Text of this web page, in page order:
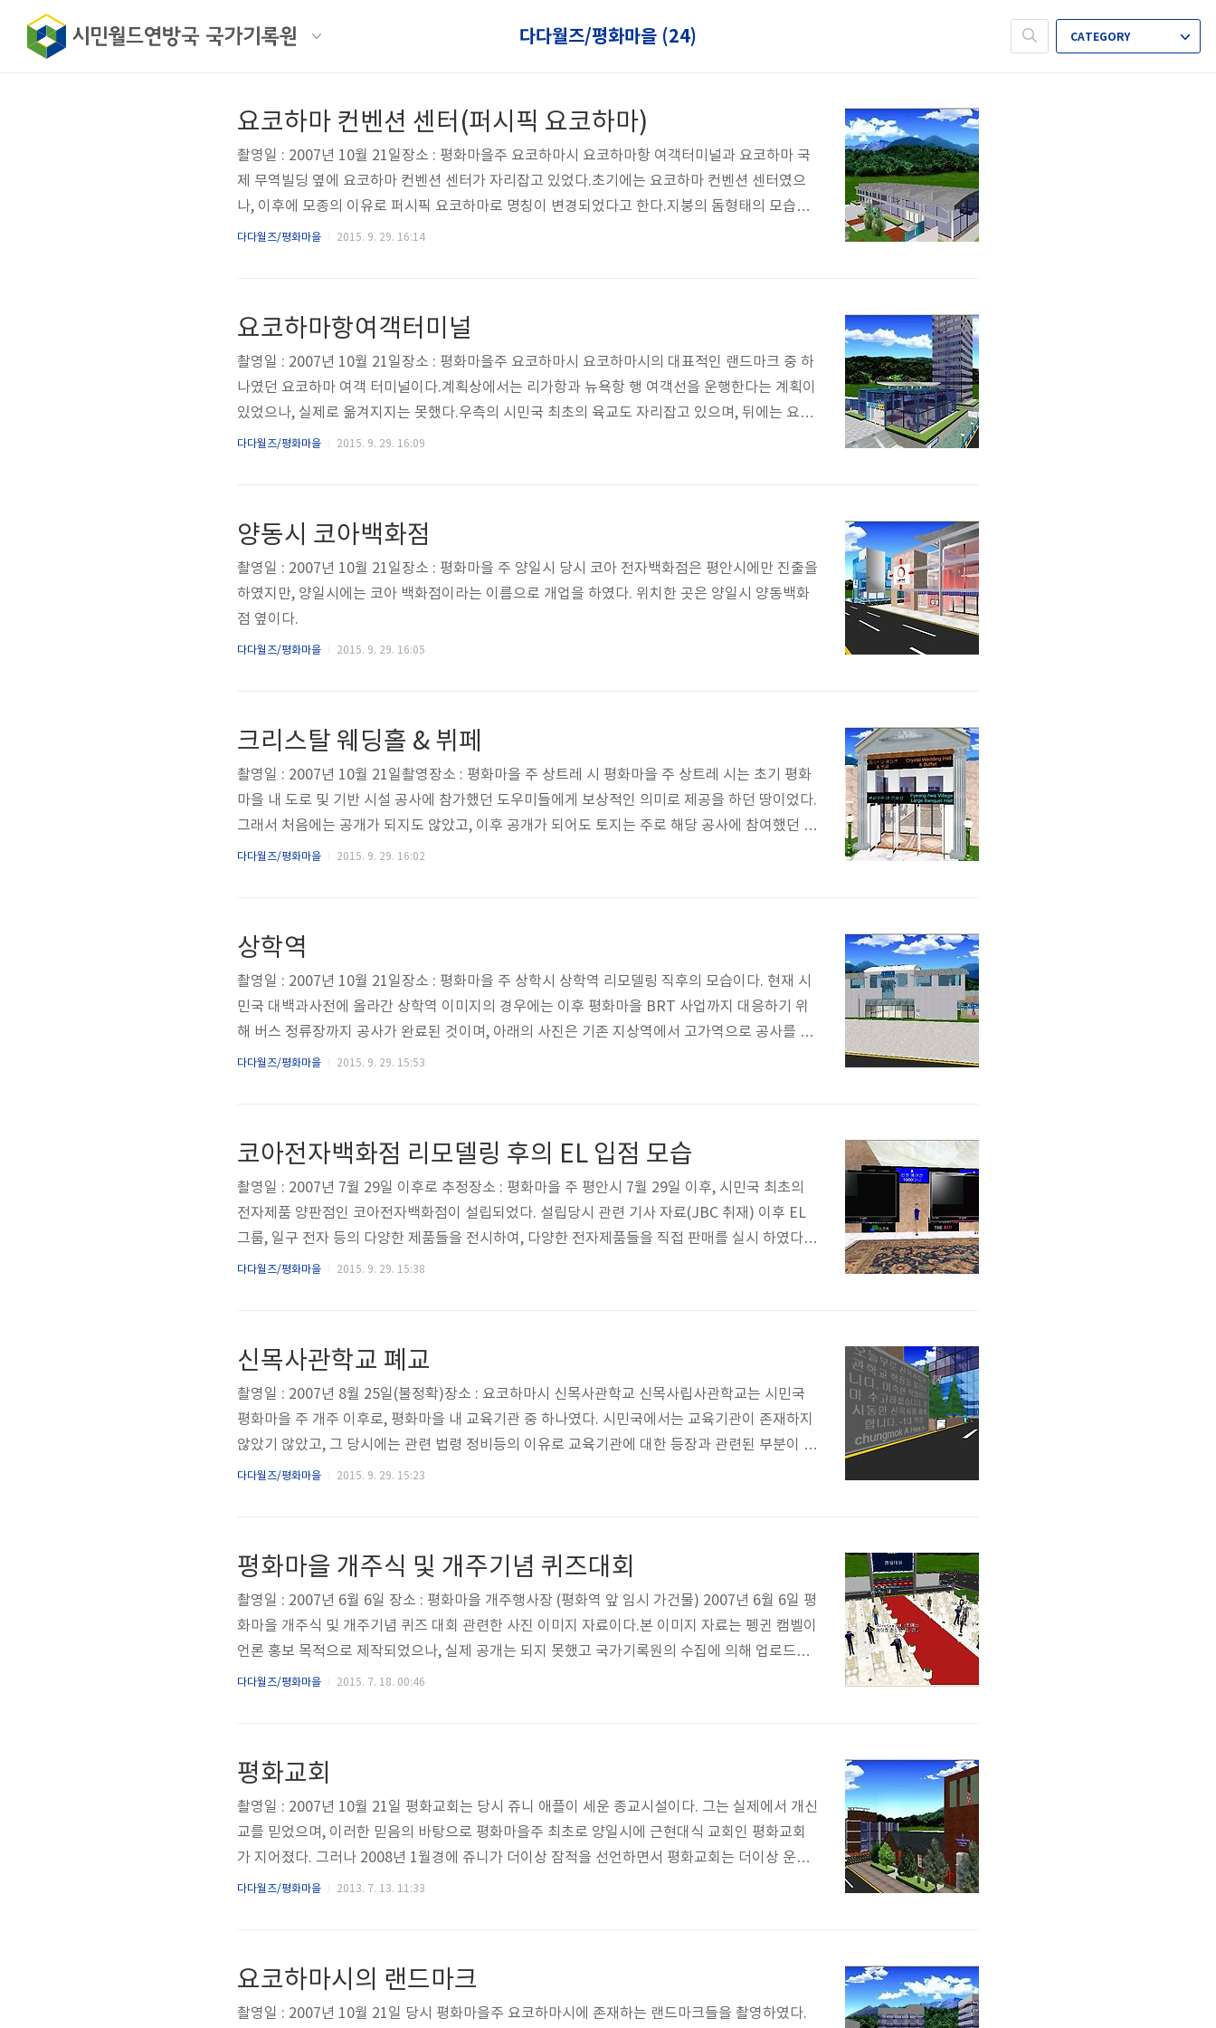
CATEGORY
다다월즈/평화마을 (24)
요코하마 컨벤션 센터(퍼시픽 요코하마)
촬영일 : 2007년 10월 21일장소 : 평화마을주 요코하마시 요코하마항 여객터미널과 요코하마 국
제 무역빌딩 옆에 요코하마 컨벤션 센터가 자리잡고 있었다.초기에는 요코하마 컨벤션 센터였으
나, 이후에 모종의 이유로 퍼시픽 요코하마로 명칭이 변경되었다고 한다.지붕의 돔형태의 모습이
인상 깊으나, 사실은 이를 구현하게 위해 엄청난 량의 토지 용량을 사용한 것으로 알려지고 있으
다다월즈/평화마을 2015. 9. 29. 16:14
요코하마항여객터미널
촬영일 : 2007년 10월 21일장소 : 평화마을주 요코하마시 요코하마시의 대표적인 랜드마크 중 하
나였던 요코하마 여객 터미널이다.계획상에서는 리가항과 뉴욕항 행 여객선을 운행한다는 계획이
있었으나, 실제로 옮겨지지는 못했다.우측의 시민국 최초의 육교도 자리잡고 있으며, 뒤에는 요코
하마 퀸즈스퀘어의 일부가 보인다.
다다월즈/평화마을 2015. 9. 29. 16:09
양동시 코아백화점
촬영일 : 2007년 10월 21일장소 : 평화마을 주 양일시 당시 코아 전자백화점은 평안시에만 진출을
하였지만, 양일시에는 코아 백화점이라는 이름으로 개업을 하였다. 위치한 곳은 양일시 양동백화
점 옆이다.
다다월즈/평화마을 2015. 9. 29. 16:05
크리스탈 웨딩홀 & 뷔페
촬영일 : 2007년 10월 21일촬영장소 : 평화마을 주 상트레 시 평화마을 주 상트레 시는 초기 평화
마을 내 도로 및 기반 시설 공사에 참가했던 도우미들에게 보상적인 의미로 제공을 하던 땅이었다.
그래서 처음에는 공개가 되지도 않았고, 이후 공개가 되어도 토지는 주로 해당 공사에 참여했던 도
우미들에게 땅을 할당 받았다. 대표적인 사례로 Akira Campbell의 평화마을 주 독립 방송국인 YB
트레 시 토지 1..
다다월즈/평화마을 2015. 9. 29. 16:02
상학역
촬영일 : 2007년 10월 21일장소 : 평화마을 주 상학시 상학역 리모델링 직후의 모습이다. 현재 시
민국 대백과사전에 올라간 상학역 이미지의 경우에는 이후 평화마을 BRT 사업까지 대응하기 위
해 버스 정류장까지 공사가 완료된 것이며, 아래의 사진은 기존 지상역에서 고가역으로 공사를 끝
낸 직후의 사진이다.
다다월즈/평화마을 2015. 9. 29. 15:53
코아전자백화점 리모델링 후의 EL 입점 모습
촬영일 : 2007년 7월 29일 이후로 추정장소 : 평화마을 주 평안시 7월 29일 이후, 시민국 최초의
전자제품 양판점인 코아전자백화점이 설립되었다. 설립당시 관련 기사 자료(JBC 취재) 이후 EL
그룹, 일구 전자 등의 다양한 제품들을 전시하여, 다양한 전자제품들을 직접 판매를 실시 하였다.
실제 백화점의 역할은 제조업체와의 소개를 해주는 중간 소개상의 역할로, 실질적으로 물건의 구
사 자료(JBC 취재) 사진상에서는 ..
다다월즈/평화마을 2015. 9. 29. 15:38
신목사관학교 폐교
촬영일 : 2007년 8월 25일(불정확)장소 : 요코하마시 신목사관학교 신목사립사관학교는 시민국
평화마을 주 개주 이후로, 평화마을 내 교육기관 중 하나였다. 시민국에서는 교육기관이 존재하지
않았기 않았고, 그 당시에는 관련 법령 정비등의 이유로 교육기관에 대한 등장과 관련된 부분이 새
로이 연구가 진행되는 와중에서 이러한 교육기관이 탄생을 하게 된 것이다. 2007년 8월 15일 개
다다월즈/평화마을 2015. 9. 29. 15:23
평화마을 개주식 및 개주기념 퀴즈대회
촬영일 : 2007년 6월 6일 장소 : 평화마을 개주행사장 (평화역 앞 임시 가건물) 2007년 6월 6일 평
화마을 개주식 및 개주기념 퀴즈 대회 관련한 사진 이미지 자료이다.본 이미지 자료는 펭귄 캠벨이
언론 홍보 목적으로 제작되었으나, 실제 공개는 되지 못했고 국가기록원의 수집에 의해 업로드가
되었다.
다다월즈/평화마을 2015. 7. 18. 00:46
평화교회
촬영일 : 2007년 10월 21일 평화교회는 당시 쥬니 애플이 세운 종교시설이다. 그는 실제에서 개신
교를 믿었으며, 이러한 믿음의 바탕으로 평화마을주 최초로 양일시에 근현대식 교회인 평화교회
가 지어졌다. 그러나 2008년 1월경에 쥬니가 더이상 잠적을 선언하면서 평화교회는 더이상 운영
되기 어려웠으며, 그마저도 평화마을 주에서 문화재로 운영하려고 했으나 결국 철거되어 더이상
다다월즈/평화마을 2013. 7. 13. 11:33
요코하마시의 랜드마크
촬영일 : 2007년 10월 21일 당시 평화마을주 요코하마시에 존재하는 랜드마크들을 촬영하였다.